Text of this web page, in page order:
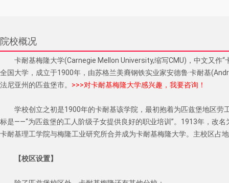
院校概况
卡耐基梅隆大学(Carnegie Mellon University,缩写CMU)，中文又作
全国大学，成立于1900年，由苏格兰美裔钢铁实业家安德鲁·卡耐基
法尼亚州的匹兹堡市。 >>>对卡耐基梅隆大学感兴趣，我要咨询！
学校创立之初是1900年的卡耐基该学院，最初抱着为匹兹堡地区劳
标是——“为匹兹堡的工人阶级子女提供良好的职业培训”。1913年，改
卡耐基理工学院与梅隆工业研究所合并成为卡耐基梅隆大学。主校区占
【校区设置】